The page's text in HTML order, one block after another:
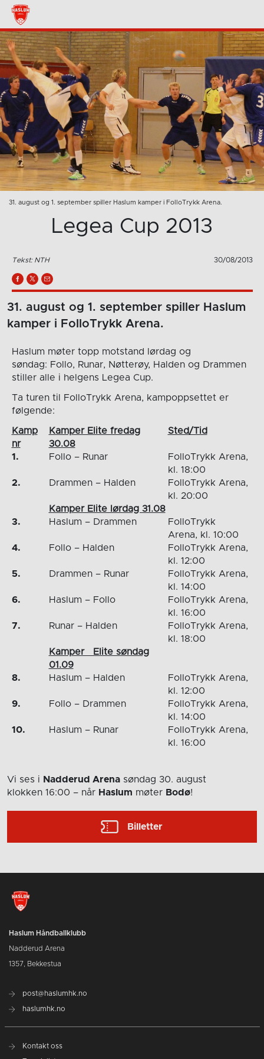
31. august og 1. september spiller Haslum kamper i FolloTrykk Arena.
Legea Cup 2013
Tekst: NTH 30/08/2013
31. august og 1. september spiller Haslum
kamper i FolloTrykk Arena.
Haslum møter topp motstand lørdag og
søndag: Follo, Runar, Nøtterøy, Halden og Drammen
stiller alle i helgens Legea Cup.
Ta turen til FolloTrykk Arena, kampoppsettet er
følgende:
Kamp
nr
Kamper Elite fredag
30.08
Sted/Tid
1. Follo – Runar
FolloTrykk Arena,
kl. 18:00
2.
Drammen – Halden
FolloTrykk Arena,
kl. 20:00
Kamper Elite lørdag 31.08
3.
Haslum – Drammen
FolloTrykk
Arena, kl. 10:00
4.
Follo – Halden
FolloTrykk Arena,
kl. 12:00
5.
Drammen – Runar
FolloTrykk Arena,
kl. 14:00
6.
Haslum – Follo
FolloTrykk Arena,
kl. 16:00
7.
Runar – Halden
FolloTrykk Arena,
kl. 18:00
Kamper Elite søndag
01.09
8.
Haslum – Halden
FolloTrykk Arena,
kl. 12:00
9.
Follo – Drammen
FolloTrykk Arena,
kl. 14:00
10.
Haslum – Runar
FolloTrykk Arena,
kl. 16:00
Vi ses i Nadderud Arena søndag 30. august
klokken 16:00 – når Haslum møter Bodø!
Billetter
Haslum Håndballklubb
Nadderud Arena
1357, Bekkestua
post@haslumhk.no
haslumhk.no
Kontakt oss